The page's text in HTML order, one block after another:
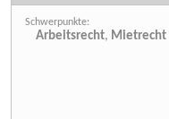
Schwerpunkte:
Arbeitsrecht, Mietrecht